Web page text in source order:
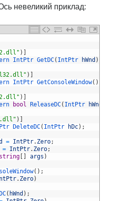
невеликий приклад:
)
IntPtr GetDC( IntPtr hWnd )
)
IntPtr GetConsoleWindow( )
)
bool ReleaseDC( IntPtr hWnd
)
DeleteDC( IntPtr hDc) ;
= IntPtr. Zero;
= IntPtr. Zero;
string args )
( ) ;
. Zero)
( hWnd ) ;